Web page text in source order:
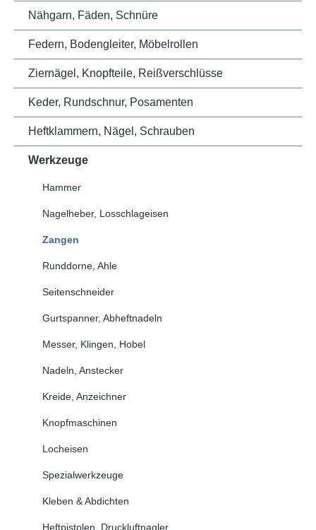
Nähgarn, Fäden, Schnüre
Federn, Bodengleiter, Möbelrollen
Ziernägel, Knopfteile, Reißverschlüsse
Keder, Rundschnur, Posamenten
Heftklammern, Nägel, Schrauben
Werkzeuge
Hammer
Nagelheber, Losschlageisen
Zangen
Runddorne, Ahle
Seitenschneider
Gurtspanner, Abheftnadeln
Messer, Klingen, Hobel
Nadeln, Anstecker
Kreide, Anzeichner
Knopfmaschinen
Locheisen
Spezialwerkzeuge
Kleben & Abdichten
Heftpistolen, Druckluftnagler